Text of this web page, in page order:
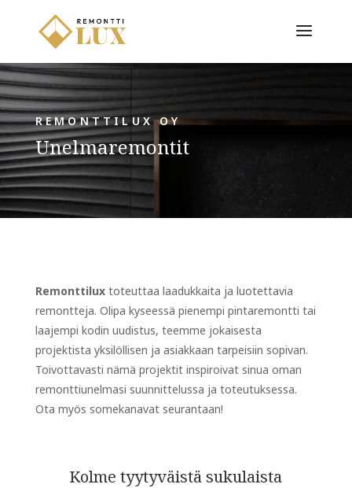
REMONTTILUX OY
Unelmaremontit
Remonttiluxtoteuttaa laadukkaita ja luotettavia
remontteja. Olipa kyseessä pienempi pintaremontti tai
laajempi kodin uudistus, teemme jokaisesta
projektista yksilöllisen ja asiakkaan tarpeisiin sopivan.
Toivottavasti nämä projektit inspiroivat sinua oman
remonttiunelmasi suunnittelussa ja toteutuksessa.
Ota myös somekanavat seurantaan!
Kolme tyytyväistä sukulaista